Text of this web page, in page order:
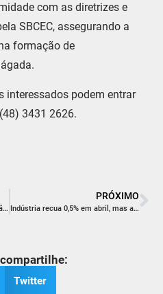
com as diretrizes e
SBCEC, assegurando a
formação de
interessados podem entrar
3431 2626.
CCR ViaCosteira Inova Pavimentação com Projeto Sustentável de Reciclagem
PRÓXIMO
Indústria recua 0,5% em abril, mas acumula alta em 2024
Twitter